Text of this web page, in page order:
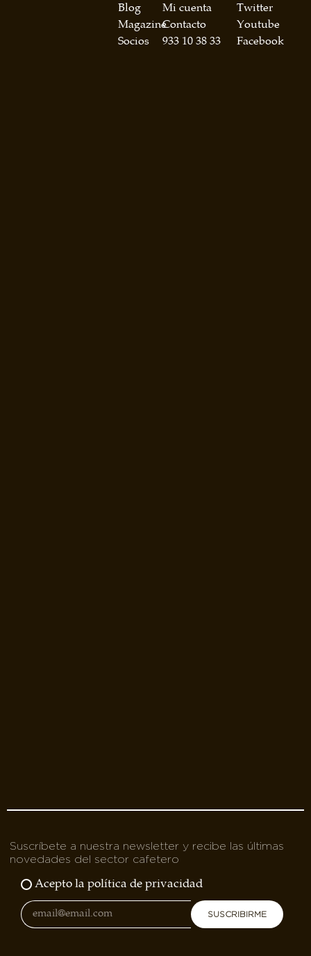
Blog
Magazine
Socios
Mi cuenta
Contacto
933 10 38 33
Twitter
Youtube
Facebook
Suscríbete a nuestra newsletter y recibe las últimas
novedades del sector cafetero
Acepto la política de privacidad
SUSCRIBIRME